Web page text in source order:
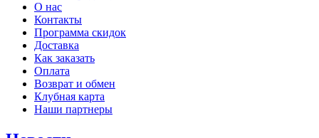
О нас
Контакты
Программа скидок
Доставка
Как заказать
Оплата
Возврат и обмен
Клубная карта
Наши партнеры